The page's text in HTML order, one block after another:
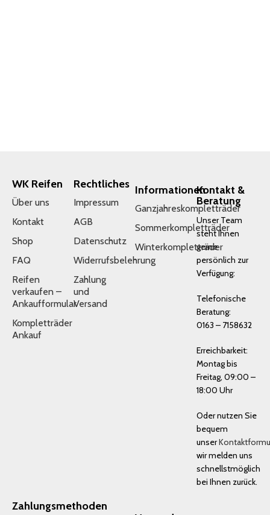
WK Reifen
Über uns
Kontakt
Shop
FAQ
Reifen
verkaufen –
Ankaufformular
Kompletträder
Ankauf
Rechtliches
Impressum
AGB
Datenschutz
Widerrufsbelehrung
Zahlung
und
Versand
Informationen
Ganzjahreskompletträder
Sommerkompletträder
Winterkompletträder
Kontakt &
Beratung
Unser Team
steht Ihnen
gerne
persönlich zur
Verfügung:
Telefonische
Beratung:
0163 – 7158632
Erreichbarkeit:
Montag bis
Freitag, 09:00 –
18:00 Uhr
Oder nutzen Sie
bequem
unser
wir melden uns
schnellstmöglich
bei Ihnen zurück.
Zahlungsmethoden